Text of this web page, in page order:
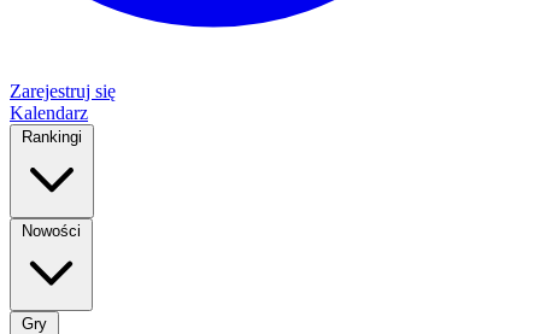
Zarejestruj się
Kalendarz
Rankingi
Nowości
Gry